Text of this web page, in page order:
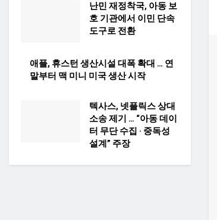
난민 재정착국, 아동 보
호 기관에서 이민 단속
도구로 전환
애플, 휴스턴 생산시설 대폭 확대 … 연
말부터 맥 미니 미국 생산 시작
텍사스, 넷플릭스 상대
소송 제기 … “아동 데이
터 무단 수집 · 중독성
설계” 주장